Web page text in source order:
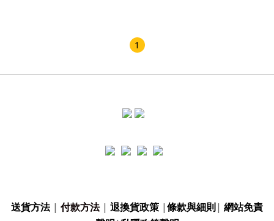
1
送貨方法 | 付款方法| 退換貨政策 |條款與細則| 網站免責